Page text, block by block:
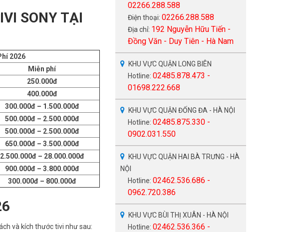
SONY TẠI
2026
Miễn phí
250.000đ
400.000đ
300.000đ – 1.500.000đ
500.000đ – 2.500.000đ
500.000đ – 2.500.000đ
650.000đ – 3.500.000đ
2.500.000đ – 28.000.000đ
900.000đ – 3.800.000đ
300.000đ – 800.000đ
và kích thước tivi như sau:
02266.288.588
Điện thoại: 02266.288.588
Địa chỉ: 192 Nguyễn Hữu Tiến -
Đồng Văn - Duy Tiên - Hà Nam
KHU VỰC QUẬN LONG BIÊN
Hotline: 02485.878.473 -
01698.222.668
KHU VỰC QUẬN ĐỐNG ĐA - HÀ NỘI
Hotline: 02485.875.330 -
0902.031.550
KHU VỰC QUẬN HAI BÀ TRƯNG - HÀ
NỘI
Hotline: 02462.536.686 -
0962.720.386
KHU VỰC BÙI THỊ XUÂN - HÀ NỘI
Hotline: 02462.536.366 -